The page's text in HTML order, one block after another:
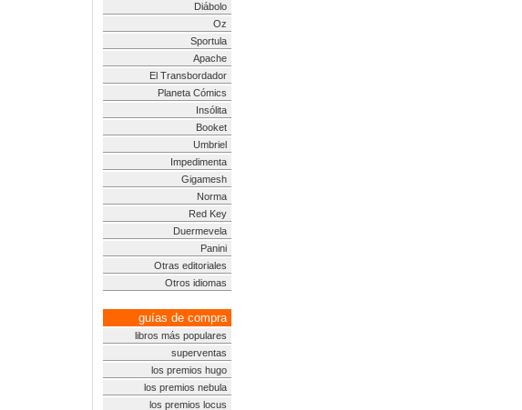
Diábolo
Oz
Sportula
Apache
El Transbordador
Planeta Cómics
Insólita
Booket
Umbriel
Impedimenta
Gigamesh
Norma
Red Key
Duermevela
Panini
Otras editoriales
Otros idiomas
guías de compra
libros más populares
superventas
los premios hugo
los premios nebula
los premios locus